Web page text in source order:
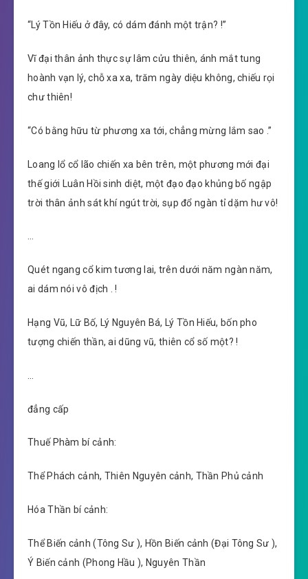
“Lý Tồn Hiếu ở đây, có dám đánh một trận? !”
Vĩ đại thân ảnh thực sự lâm cửu thiên, ánh mắt tung
hoành vạn lý, chỗ xa xa, trăm ngày diệu không, chiếu rọi
chư thiên!
“Có bằng hữu từ phương xa tới, chẳng mừng lắm sao .”
Loang lổ cổ lão chiến xa bên trên, một phương mới đại
thế giới Luân Hồi sinh diệt, một đạo đạo khủng bố ngập
trời thân ảnh sát khí ngút trời, sụp đổ ngàn tỉ dặm hư vô!
…
Quét ngang cổ kim tương lai, trên dưới năm ngàn năm,
ai dám nói vô địch . !
Hạng Vũ, Lữ Bố, Lý Nguyên Bá, Lý Tồn Hiếu, bốn pho
tượng chiến thần, ai dũng vũ, thiên cổ số một? !
đẳng cấp
Thuế Phàm bí cảnh:
Thể Phách cảnh, Thiên Nguyên cảnh, Thần Phủ cảnh
Hóa Thần bí cảnh:
Thể Biến cảnh (Tông Sư ), Hồn Biến cảnh (Đại Tông Sư ),
Ý Biến cảnh (Phong Hầu ), Nguyên Thần